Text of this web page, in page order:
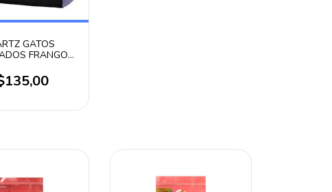
GATOS
FRANGO